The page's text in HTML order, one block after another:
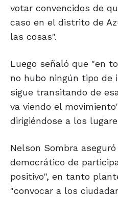
votar convencidos de
caso en el distrito de
las cosas".
Luego señaló que "en
no hubo ningún tipo de
sigue transitando de
va viendo el
dirigiéndose a los
Nelson Sombra
democrático de
positivo", en tanto
"convocar a los